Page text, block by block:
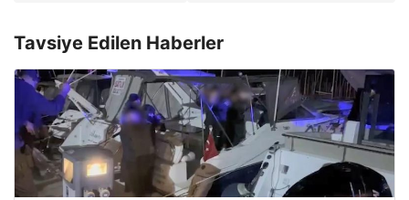
Tavsiye Edilen Haberler